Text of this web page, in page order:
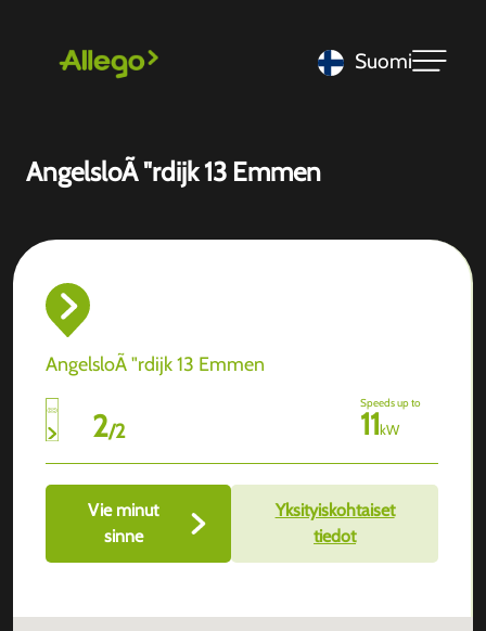
Suomi
AngelsloÃ "rdijk 13 Emmen
AngelsloÃ "rdijk 13 Emmen
2/2
Speeds up to
11kW
Vie minut
sinne
Yksityiskohtaiset
tiedot